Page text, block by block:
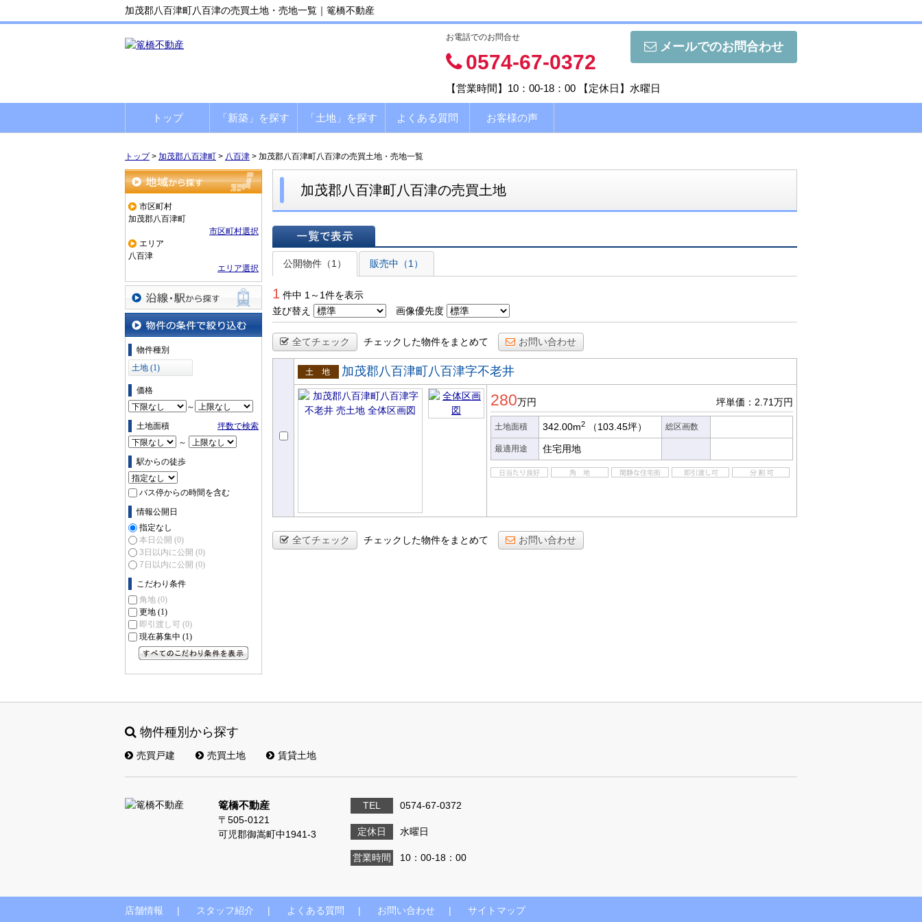
加茂郡八百津町八百津の売買土地・売地一覧｜篭橋不動産
メールでのお問合わせ
お電話でのお問合せ
0574-67-0372
【営業時間】10：00-18：00 【定休日】水曜日
トップ 「新築」を探す 「土地」を探す よくある質問 お客様の声
トップ> 加茂郡八百津町 > 八百津 > 加茂郡八百津町八百津の売買土地・売地一覧
地域から探す
市区町村
加茂郡八百津町
市区町村選択
エリア
八百津
エリア選択
沿線・駅から探す
物件の条件で絞り込む
物件種別
土地 (1)
価格
～
土地面積
坪数で検索
～
駅からの徒歩
バス停からの時間を含む
情報公開日
指定なし
本日公開 (0)
3日以内に公開 (0)
7日以内に公開 (0)
こだわり条件
角地 (0)
更地 (1)
即引渡し可 (0)
現在募集中 (1)
加茂郡八百津町八百津の売買土地
一覧で表示
公開物件（1）
販売中（1）
1 件中 1～1件を表示
並び替え
画像優先度
全てチェック チェックした物件をまとめて お問い合わせ
売土地
加茂郡八百津町八百津字不老井
280万円 坪単価：2.71万円
土地面積 342.00m2 （103.45坪） 総区画数
最適用途 住宅用地
全てチェック チェックした物件をまとめて お問い合わせ
物件種別から探す
売買戸建 売買土地 賃貸土地
篭橋不動産
〒505-0121
可児郡御嵩町中1941-3
TEL 0574-67-0372
定休日 水曜日
営業時間 10：00-18：00
店舗情報 スタッフ紹介 よくある質問 お問い合わせ サイトマップ